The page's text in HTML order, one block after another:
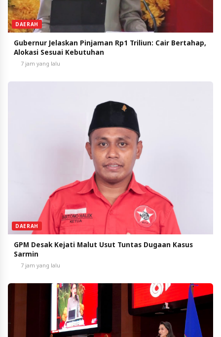
DAERAH
Gubernur Jelaskan Pinjaman Rp1 Triliun: Cair Bertahap,
Alokasi Sesuai Kebutuhan
7 jam yang lalu
DAERAH
GPM Desak Kejati Malut Usut Tuntas Dugaan Kasus
Sarmin
7 jam yang lalu